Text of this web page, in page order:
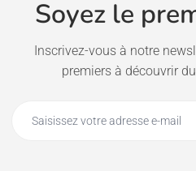
Soyez le
Inscrivez-vous à notre
premiers à découvrir